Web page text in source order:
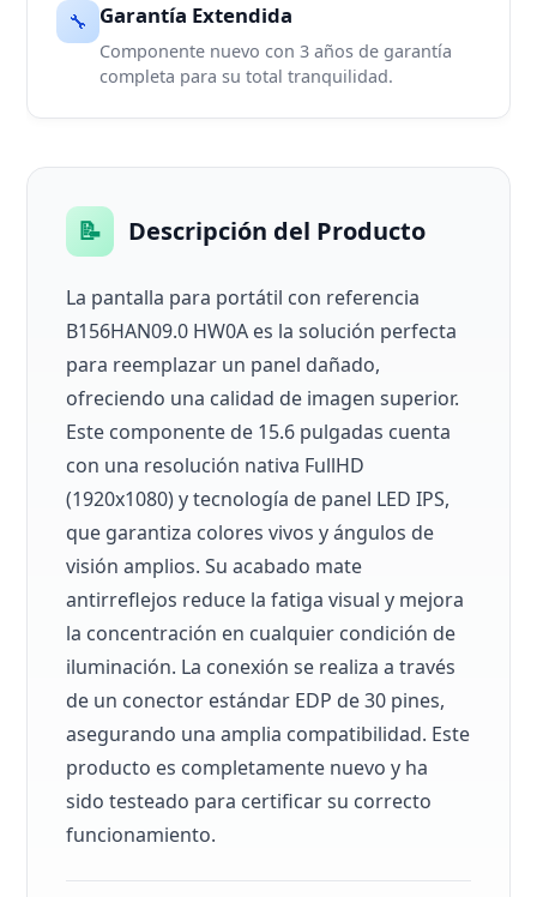
🔧 Garantía Extendida
Componente nuevo con 3 años de garantía
completa para su total tranquilidad.
📝 Descripción del Producto
La pantalla para portátil con referencia
B156HAN09.0 HW0A es la solución perfecta
para reemplazar un panel dañado,
ofreciendo una calidad de imagen superior.
Este componente de 15.6 pulgadas cuenta
con una resolución nativa FullHD
(1920x1080) y tecnología de panel LED IPS,
que garantiza colores vivos y ángulos de
visión amplios. Su acabado mate
antirreflejos reduce la fatiga visual y mejora
la concentración en cualquier condición de
iluminación. La conexión se realiza a través
de un conector estándar EDP de 30 pines,
asegurando una amplia compatibilidad. Este
producto es completamente nuevo y ha
sido testeado para certificar su correcto
funcionamiento.